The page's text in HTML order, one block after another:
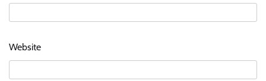
Website